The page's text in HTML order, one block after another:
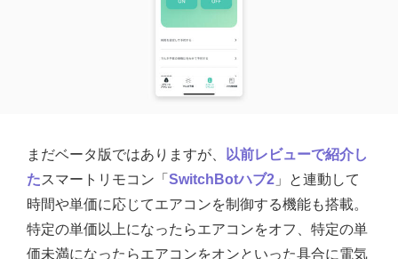
まだベータ版ではありますが、
以前レビューで紹介し
たスマートリモコン「 SwitchBotハブ2 」と連動して
時間や単価に応じてエアコンを制御する機能も搭載。
特定の単価以上になったらエアコンをオフ、特定の単
価未満になったらエアコンをオンといった具合に電気